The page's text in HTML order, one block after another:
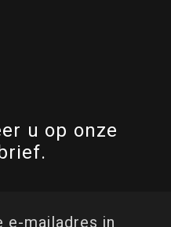
u op onze